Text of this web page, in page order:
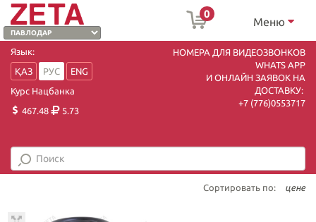
0
Меню
Язык:
ҚАЗ
РУС
ENG
Курс Нацбанка
467.48
5.73
НОМЕРА ДЛЯ ВИДЕОЗВОНКОВ
WHATS APP
И ОНЛАЙН ЗАЯВОК НА
ДОСТАВКУ:
+7 (776)0553717
Сортировать по: цене